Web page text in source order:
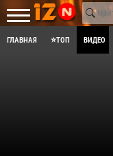
ГЛАВНАЯ ⭐ТОП ВИДЕО